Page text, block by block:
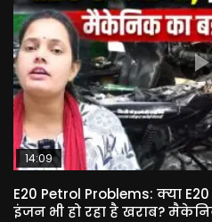
14:09
E20 Petrol Problems: क्या
इंजन भी हो रहा है खराब?